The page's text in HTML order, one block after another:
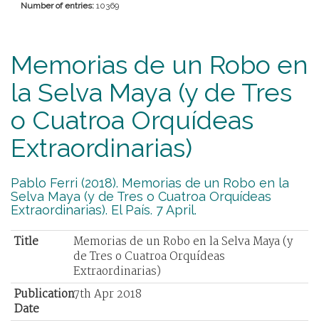
Number of entries: 10369
Memorias de un Robo en
la Selva Maya (y de Tres
o Cuatroa Orquídeas
Extraordinarias)
Pablo Ferri (2018). Memorias de un Robo en la
Selva Maya (y de Tres o Cuatroa Orquídeas
Extraordinarias). El País. 7 April.
Title
Memorias de un Robo en la Selva Maya (y
de Tres o Cuatroa Orquídeas
Extraordinarias)
Publication
Date
7th Apr 2018